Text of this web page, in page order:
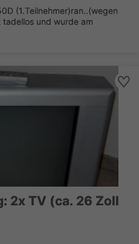
(1.Teilnehmer)ran..(wegen
und wurde am
2x TV (ca. 26 Zoll